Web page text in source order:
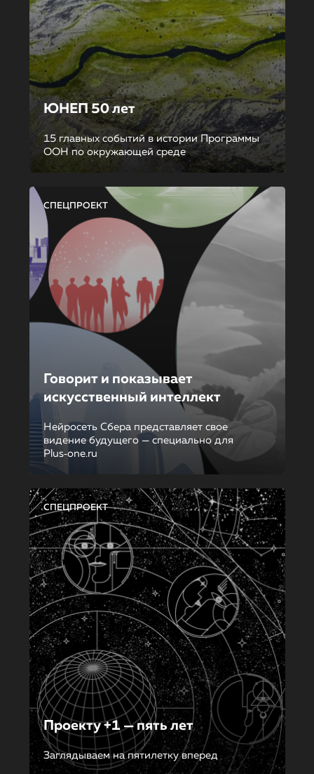
ЮНЕП 50 лет
15 главных событий в истории Программы
ООН по окружающей среде
СПЕЦПРОЕКТ
Говорит и показывает
искусственный интеллект
Нейросеть Сбера представляет свое
видение будущего — специально для
Plus‑one.ru
СПЕЦПРОЕКТ
Проекту +1 — пять лет
Заглядываем на пятилетку вперед